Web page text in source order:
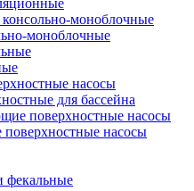
моноблочные
моноблочные
насосы
для бассейна
поверхностные насосы
насосы
фекальные